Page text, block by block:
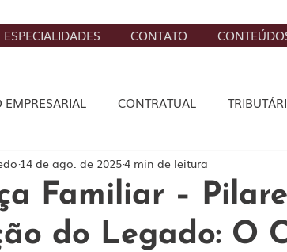
ESPECIALIDADES CONTATO
EMPRESARIAL CONTRATUAL
CÍVEL DIREITO DIGITAL
Familiar –
do Legado: O
14 de ago. de 20254 min de leitura